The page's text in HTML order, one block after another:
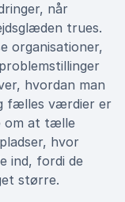
når
trues.
organisationer,
hvordan man
fælles værdier er
om at tælle
hvor
ind, fordi de
større.